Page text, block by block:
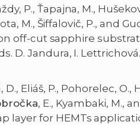
P., Ťapajna, M.,
M., Šiffalovič, P., and
off-cut sapphire
D. Jandura, I.
Eliáš, P., Pohorelec, O.,
, E., Kyambaki, M.,
layer for HEMTs